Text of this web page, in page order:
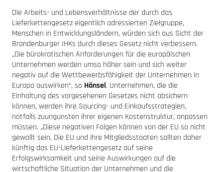
Die Arbeits- und Lebensverhältnisse der durch das
Lieferkettengesetz eigentlich adressierten Zielgruppe,
Menschen in Entwicklungsländern, würden sich aus Sicht der
Brandenburger IHKs durch dieses Gesetz nicht verbessern.
„Die bürokratischen Anforderungen für die europäischen
Unternehmen werden umso höher sein und sich weiter
negativ auf die Wettbewerbsfähigkeit der Unternehmen in
Europa auswirken“, so Hänsel. Unternehmen, die die
Einhaltung des vorgesehenen Gesetzes nicht absichern
können, werden ihre Sourcing- und Einkaufsstrategien,
notfalls zuungunsten ihrer eigenen Kostenstruktur, anpassen
müssen. „Diese negativen Folgen können von der EU so nicht
gewollt sein. Die EU und ihre Mitgliedsstaaten sollten daher
künftig das EU-Lieferkettengesetz auf seine
Erfolgswirksamkeit und seine Auswirkungen auf die
wirtschaftliche Situation der Unternehmen und die